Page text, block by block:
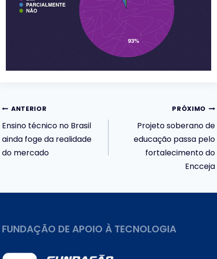
Navegação
de
ANTERIOR
Ensino técnico no Brasil
ainda foge da realidade
do mercado
PRÓXIMO
Projeto soberano de
educação passa pelo
fortalecimento do
Encceja
FUNDAÇÃO DE APOIO À TECNOLOGIA